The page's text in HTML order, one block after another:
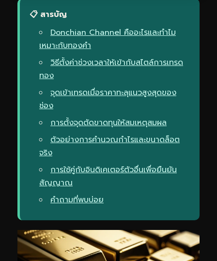
📋 สารบัญ
Donchian Channel คืออะไรและทำไม
เหมาะกับทองคำ
วิธีตั้งค่าช่วงเวลาให้เข้ากับสไตล์การเทรด
ทอง
จุดเข้าเทรดเมื่อราคาทะลุแนวสูงสุดของ
ช่อง
การตั้งจุดตัดขาดทุนให้สมเหตุสมผล
ตัวอย่างการคำนวณกำไรและขนาดล็อต
จริง
การใช้คู่กับอินดิเคเตอร์ตัวอื่นเพื่อยืนยัน
สัญญาณ
คำถามที่พบบ่อย